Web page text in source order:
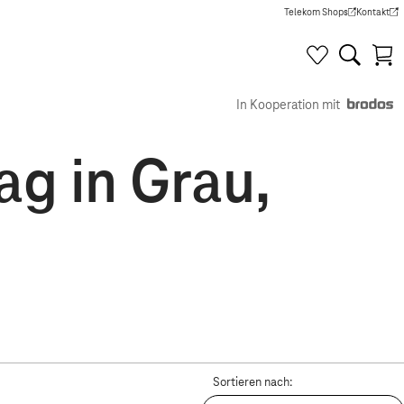
Telekom Shops
(Wird in einem neuen Tab
Kontakt
(Wird in
In Kooperation mit
in Grau,
Sortieren nach: